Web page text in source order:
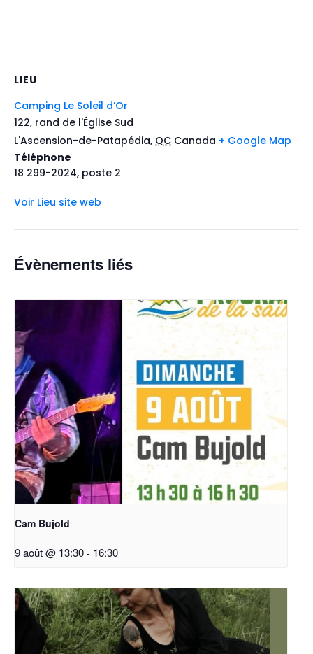
LIEU
Camping Le Soleil d’Or
122, rand de l'Église Sud
L'Ascension-de-Patapédia, QC Canada + Google Map
Téléphone
18 299-2024, poste 2
Voir Lieu site web
Évènements liés
Cam Bujold
9 août @ 13:30- 16:30